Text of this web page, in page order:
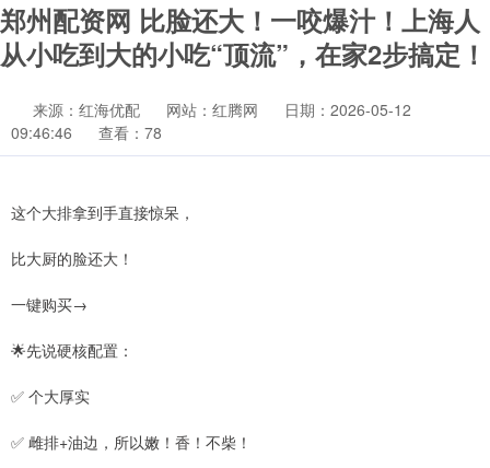
郑州配资网 比脸还大！一咬爆汁！上海人
从小吃到大的小吃“顶流”，在家2步搞定！
来源：红海优配 网站：红腾网
日期：2026-05-12
09:46:46
查看：78
这个大排拿到手直接惊呆，
比大厨的脸还大！
一键购买→
🌟先说硬核配置：
✅ 个大厚实
✅ 雌排+油边，所以嫩！香！不柴！